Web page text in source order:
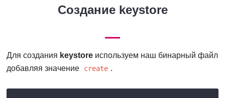
Создание keystore
Для создания keystore используем наш бинарный файл
добавляя значение
create .